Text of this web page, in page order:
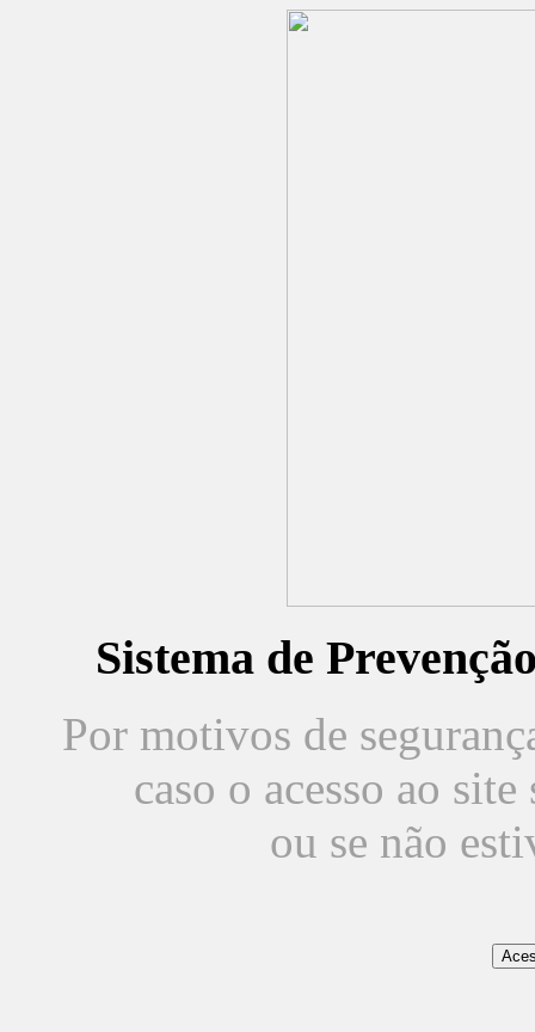
Sistema de
Por motivos de
caso o acesso ao
ou se não